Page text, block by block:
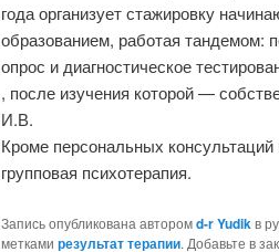
года организует стажировку
образованием, работая тандемом:
опрос и диагностическое
, после изучения которой —
И.В.
Кроме персональных
групповая психотерапия.
Запись опубликована авторомd-r Yudikв
метками результат терапии. Добавьте в